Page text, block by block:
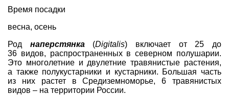
Время посадки
весна, осень
Род наперстянка(Digitalis) включает от 25 до
36 видов, распространенных в северном полушарии.
Это многолетние и двулетние травянистые растения,
а также полукустарники и кустарники. Большая часть
из них растет в Средиземноморье, 6 травянистых
видов – на территории России.